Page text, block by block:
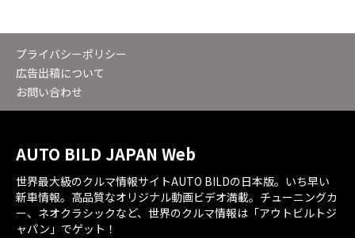
プライバシーポリシー
広告出稿について
お問い合わせ
AUTO BILD JAPAN Web
世界最大級のクルマ情報サイトAUTO BILDの日本版。いち早い
新車情報。高品質なオリジナル動画ビデオ満載。チューニングカ
ー、ネオクラシックなど、世界のクルマ情報は「アウトビルトジ
ャパン」でゲット！